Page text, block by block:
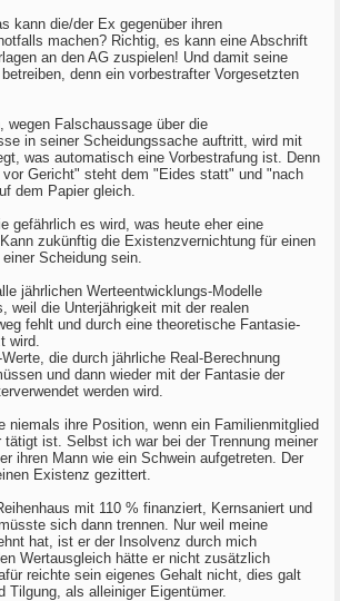
kann die/der Ex gegenüber ihren
machen? Richtig, es kann eine Abschrift
an den AG zuspielen! Und damit seine
denn ein vorbestrafter Vorgesetzten
wegen Falschaussage über die
in seiner Scheidungssache auftritt, wird mit
was automatisch eine Vorbestrafung ist. Denn
Gericht" steht dem "Eides statt" und "nach
dem Papier gleich.
gefährlich es wird, was heute eher eine
zukünftig die Existenzvernichtung für einen
Scheidung sein.
jährlichen Werteentwicklungs-Modelle
weil die Unterjährigkeit mit der realen
fehlt und durch eine theoretische Fantasie-
wird.
die durch jährliche Real-Berechnung
und dann wieder mit der Fantasie der
werden wird.
niemals ihre Position, wenn ein Familienmitglied
ist. Selbst ich war bei der Trennung meiner
ihren Mann wie ein Schwein aufgetreten. Der
Existenz gezittert.
mit 110 % finanziert, Kernsaniert und
sich dann trennen. Nur weil meine
hat, ist er der Insolvenz durch mich
Wertausgleich hätte er nicht zusätzlich
reichte sein eigenes Gehalt nicht, dies galt
Tilgung, als alleiniger Eigentümer.